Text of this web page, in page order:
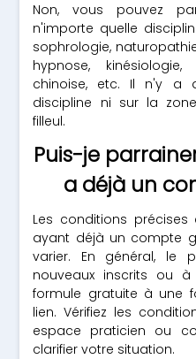
Non, vous pouvez
n'importe quelle
sophrologie,
hypnose,
chinoise, etc. Il n'y a
discipline ni sur la
filleul.
Puis-je
a déjà un
Les conditions
ayant déjà un compte
varier. En général, le
nouveaux inscrits ou
formule gratuite à une
lien. Vérifiez les
espace praticien ou
clarifier votre situation.